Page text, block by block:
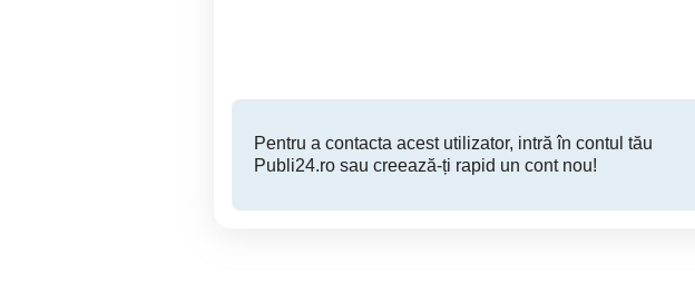
Pentru a contacta acest utilizator, intră în contul tău
Publi24.ro sau creează-ți rapid un cont nou!